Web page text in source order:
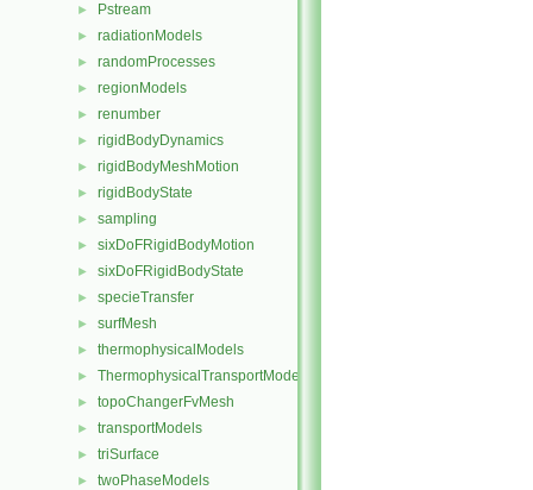
► Pstream
► radiationModels
► randomProcesses
► regionModels
► renumber
► rigidBodyDynamics
► rigidBodyMeshMotion
► rigidBodyState
► sampling
► sixDoFRigidBodyMotion
► sixDoFRigidBodyState
► specieTransfer
► surfMesh
► thermophysicalModels
► ThermophysicalTransportModels
► topoChangerFvMesh
► transportModels
► triSurface
► twoPhaseModels